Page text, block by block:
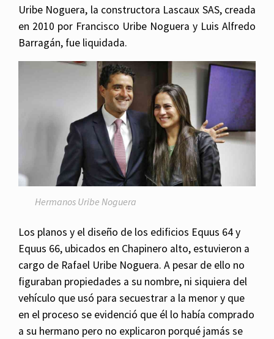
Uribe Noguera, la constructora Lascaux SAS, creada
en 2010 por Francisco Uribe Noguera y Luis Alfredo
Barragán, fue liquidada.
Hermanos Uribe Noguera
Los planos y el diseño de los edificios Equus 64 y
Equus 66, ubicados en Chapinero alto, estuvieron a
cargo de Rafael Uribe Noguera. A pesar de ello no
figuraban propiedades a su nombre, ni siquiera del
vehículo que usó para secuestrar a la menor y que
en el proceso se evidenció que él lo había comprado
a su hermano pero no explicaron porqué jamás se